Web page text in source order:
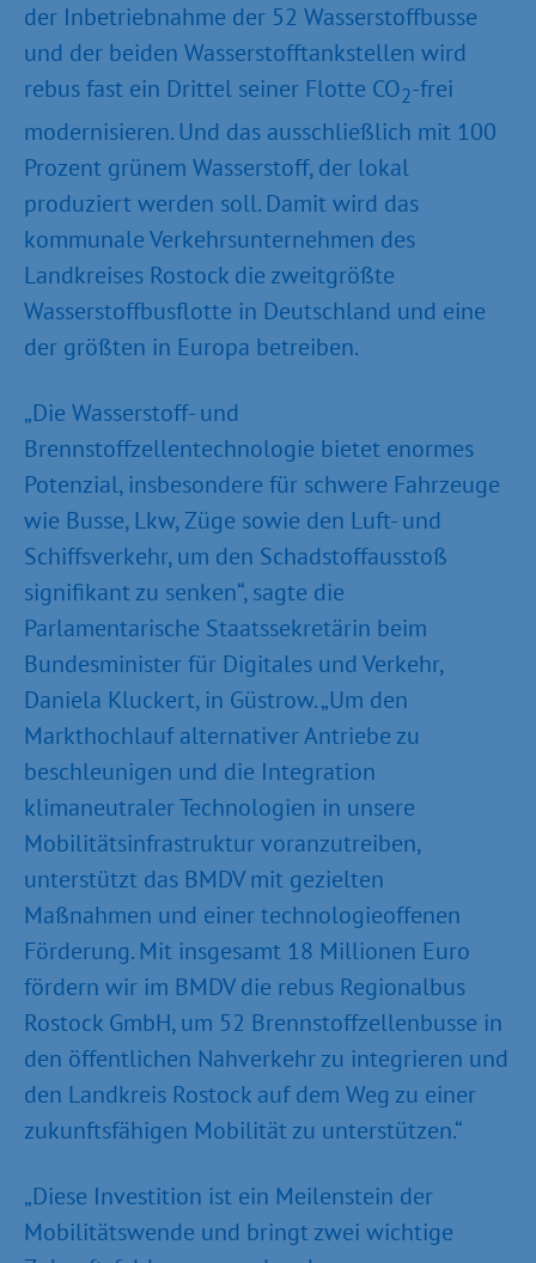
der Inbetriebnahme der 52 Wasserstoffbusse
und der beiden Wasserstofftankstellen wird
rebus fast ein Drittel seiner Flotte CO2-frei
modernisieren. Und das ausschließlich mit 100
Prozent grünem Wasserstoff, der lokal
produziert werden soll. Damit wird das
kommunale Verkehrsunternehmen des
Landkreises Rostock die zweitgrößte
Wasserstoffbusflotte in Deutschland und eine
der größten in Europa betreiben.
„Die Wasserstoff- und
Brennstoffzellentechnologie bietet enormes
Potenzial, insbesondere für schwere Fahrzeuge
wie Busse, Lkw, Züge sowie den Luft- und
Schiffsverkehr, um den Schadstoffausstoß
signifikant zu senken“, sagte die
Parlamentarische Staatssekretärin beim
Bundesminister für Digitales und Verkehr,
Daniela Kluckert, in Güstrow. „Um den
Markthochlauf alternativer Antriebe zu
beschleunigen und die Integration
klimaneutraler Technologien in unsere
Mobilitätsinfrastruktur voranzutreiben,
unterstützt das BMDV mit gezielten
Maßnahmen und einer technologieoffenen
Förderung. Mit insgesamt 18 Millionen Euro
fördern wir im BMDV die rebus Regionalbus
Rostock GmbH, um 52 Brennstoffzellenbusse in
den öffentlichen Nahverkehr zu integrieren und
den Landkreis Rostock auf dem Weg zu einer
zukunftsfähigen Mobilität zu unterstützen.“
„Diese Investition ist ein Meilenstein der
Mobilitätswende und bringt zwei wichtige